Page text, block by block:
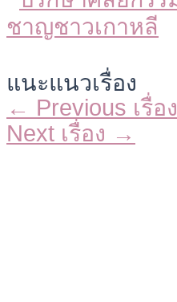
แนะแนวเรื่อง
← Previous เรื่อง
Next เรื่อง →